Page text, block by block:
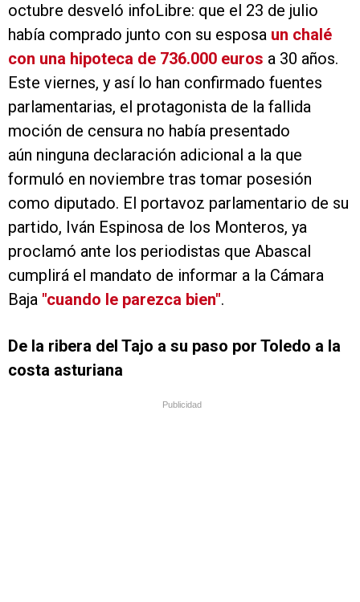
octubre desveló infoLibre: que el 23 de julio
había comprado junto con su esposa un chalé
con una hipoteca de 736.000 euros a 30 años.
Este viernes, y así lo han confirmado fuentes
parlamentarias, el protagonista de la fallida
moción de censura no había presentado
aún ninguna declaración adicional a la que
formuló en noviembre tras tomar posesión
como diputado. El portavoz parlamentario de su
partido, Iván Espinosa de los Monteros, ya
proclamó ante los periodistas que Abascal
cumplirá el mandato de informar a la Cámara
Baja "cuando le parezca bien".
De la ribera del Tajo a su paso por Toledo a la
costa asturiana
Publicidad